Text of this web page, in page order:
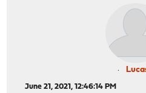
June 21, 2021, 12:46:14 PM